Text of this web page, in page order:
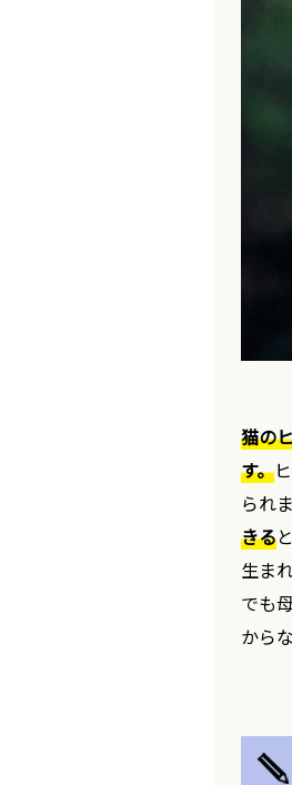
猫の
す。
られ
きる
生ま
でも
から